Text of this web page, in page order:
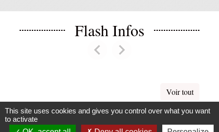
Flash Infos
chevron_leftPrevious
chevron_rightNext
Voir tout
La Mairie
This site uses cookies and gives you control over what you want
to activate